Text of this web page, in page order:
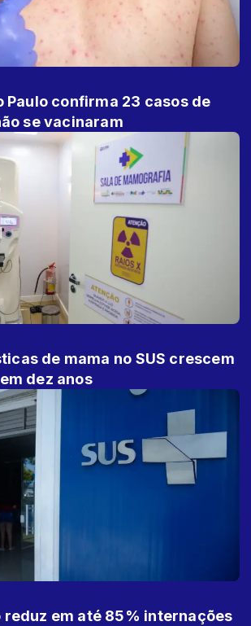
Paulo confirma 23 casos de
se vacinaram
de mama no SUS crescem
dez anos
em até 85% internações